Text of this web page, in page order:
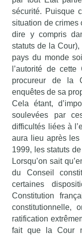
sécurité. Puisque
situation de crimes
dire y compris
statuts de la
pays du monde
l’autorité de
procureur de la
enquêtes de sa
Cela étant,
soulevées par
difficultés liées à
aura lieu après les
1999, les statuts
Lorsqu’on sait
du Conseil
certaines
Constitution
constitutionnelle,
ratification
fait que la Cour